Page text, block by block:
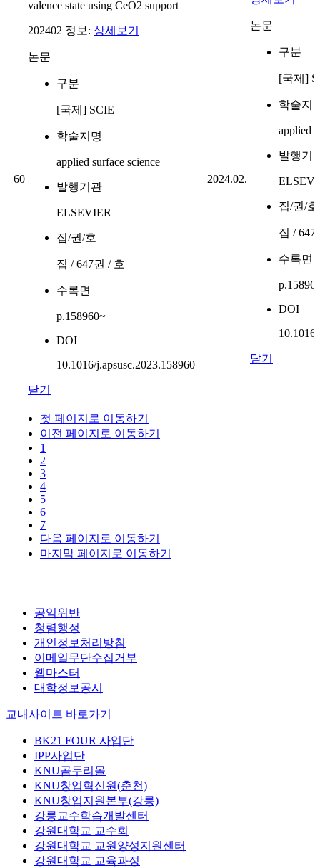
공익위반
청렴행정
개인정보처리방침
이메일무단수집거부
웹마스터
대학정보공시
교내사이트 바로가기
BK21 FOUR 사업단
IPP사업단
KNU곰두리몰
KNU창업혁신원(춘천)
KNU창업지원본부(강릉)
강릉교수학습개발센터
강원대학교 교수회
강원대학교 교원양성지원센터
강원대학교 교육과정